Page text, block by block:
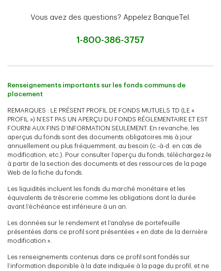
Vous avez des questions? Appelez BanqueTel.
1-800-386-3757
Renseignements importants sur les fonds communs de
placement
REMARQUES : LE PRÉSENT PROFIL DE FONDS MUTUELS TD (LE «
PROFIL ») N’EST PAS UN APERÇU DU FONDS RÉGLEMENTAIRE ET EST
FOURNI AUX FINS D’INFORMATION SEULEMENT. En revanche, les
aperçus du fonds sont des documents obligatoires mis à jour
annuellement ou plus fréquemment, au besoin (c.-à-d. en cas de
modification, etc.). Pour consulter l’aperçu du fonds, téléchargez-le
à partir de la section des documents et des ressources de la page
Web de la fiche du fonds.
Les liquidités incluent les fonds du marché monétaire et les
équivalents de trésorerie comme les obligations dont la durée
avant l’échéance est inférieure à un an.
Les données sur le rendement et l’analyse de portefeuille
présentées dans ce profil sont présentées « en date de la dernière
modification ».
Les renseignements contenus dans ce profil sont fondés sur
l’information disponible à la date indiquée à la page du profil, et ne